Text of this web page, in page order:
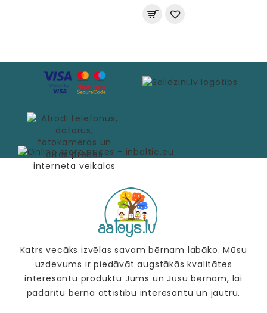
Katrs vecāks izvēlas savam bērnam labāko. Mūsu
uzdevums ir piedāvāt augstākās kvalitātes
interesantu produktu Jums un Jūsu bērnam, lai
padarītu bērna attīstību interesantu un jautru.